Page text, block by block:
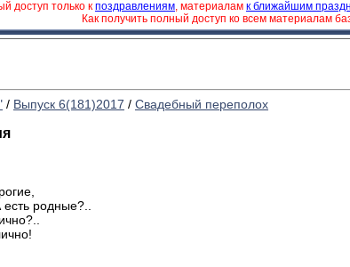
доступ только к поздравлениям, материалам к ближайшим
Как получить полный доступ ко всем материалам
/ Выпуск 6(181)2017 / Свадебный переполох
родные?..